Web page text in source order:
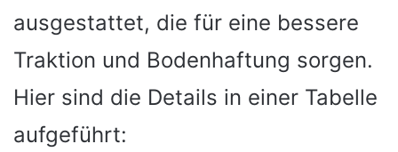
ausgestattet, die für eine bessere
Traktion und Bodenhaftung sorgen.
Hier sind die Details in einer Tabelle
aufgeführt: